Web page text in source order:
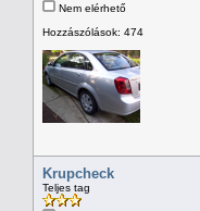
Nem elérhető
Hozzászólások: 474
Krupcheck
Teljes tag